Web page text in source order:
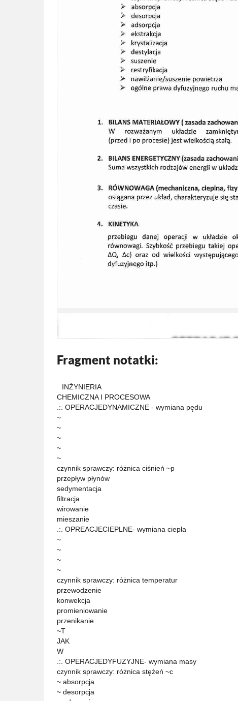
Fragment notatki:
INŻYNIERIA
CHEMICZNA I PROCESOWA
.:. OPERACJEDYNAMICZNE - wymiana pędu
~
~
~
~
~
czynnik sprawczy: różnica ciśnień ~p
przepływ płynów
sedymentacja
filtracja
wirowanie
mieszanie
.:. OPREACJECIEPLNE- wymiana ciepła
~
~
~
~
czynnik sprawczy: różnica temperatur
przewodzenie
konwekcja
promieniowanie
przenikanie
~T
JAK
W
.:. OPERACJEDYFUZYJNE- wymiana masy
czynnik sprawczy: różnica stężeń ~c
~ absorpcja
~ desorpcja